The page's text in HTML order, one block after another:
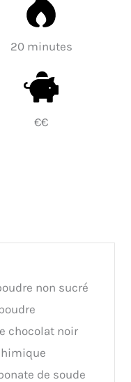
20 minutes
€€
non sucré
chocolat noir
de soude